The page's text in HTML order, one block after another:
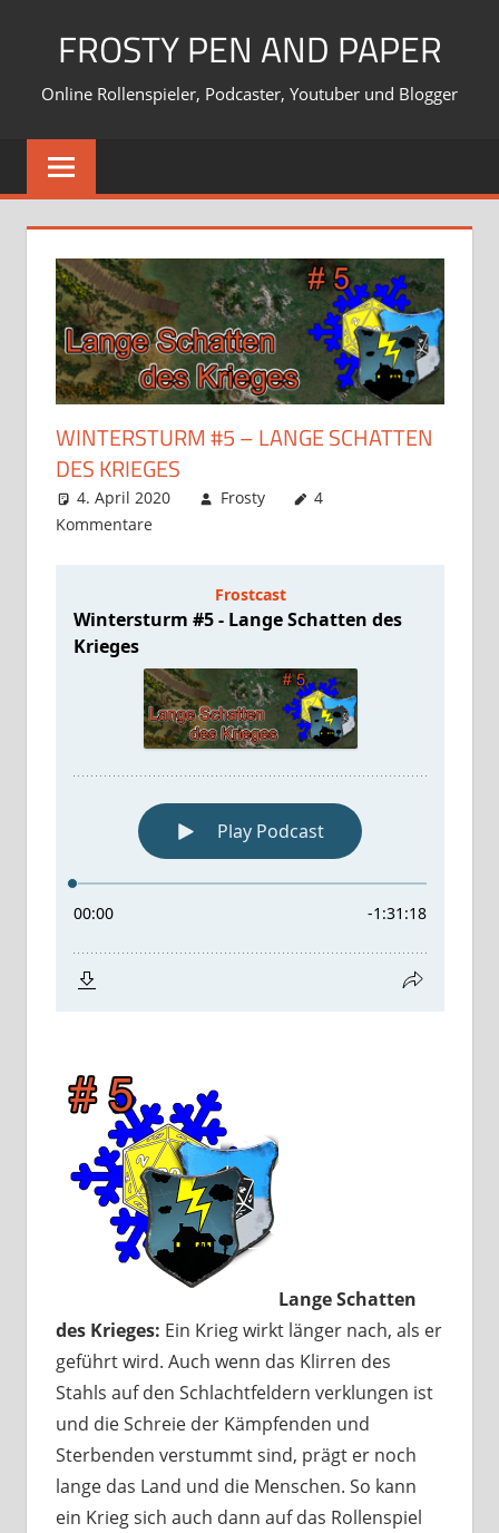
FROSTY PEN AND PAPER
Online Rollenspieler, Podcaster, Youtuber und Blogger
WINTERSTURM #5 – LANGE SCHATTEN
DES KRIEGES
4. April 2020 Frosty
4
Kommentare
Lange Schatten
des Krieges: Ein Krieg wirkt länger nach, als er
geführt wird. Auch wenn das Klirren des
Stahls auf den Schlachtfeldern verklungen ist
und die Schreie der Kämpfenden und
Sterbenden verstummt sind, prägt er noch
lange das Land und die Menschen. So kann
ein Krieg sich auch dann auf das Rollenspiel